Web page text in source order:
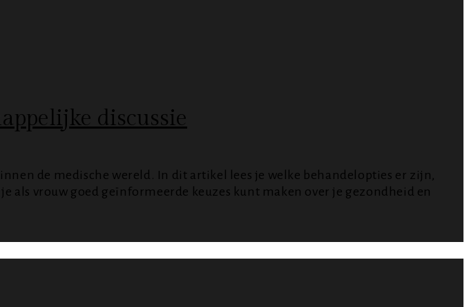
discussie
de medische wereld. In dit artikel lees je welke behandelopties er zijn,
als vrouw goed geïnformeerde keuzes kunt maken over je gezondheid en